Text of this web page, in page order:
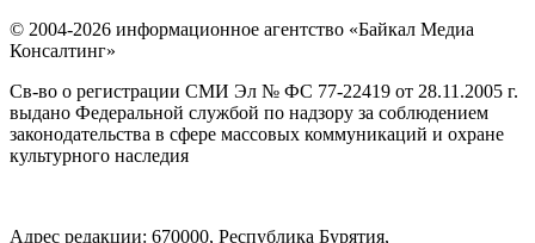
© 2004-2026 информационное агентство «Байкал Медиа
Консалтинг»
Св-во о регистрации СМИ Эл № ФС 77-22419 от 28.11.2005 г.
выдано Федеральной службой по надзору за соблюдением
законодательства в сфере массовых коммуникаций и охране
культурного наследия
Адрес редакции: 670000, Республика Бурятия,